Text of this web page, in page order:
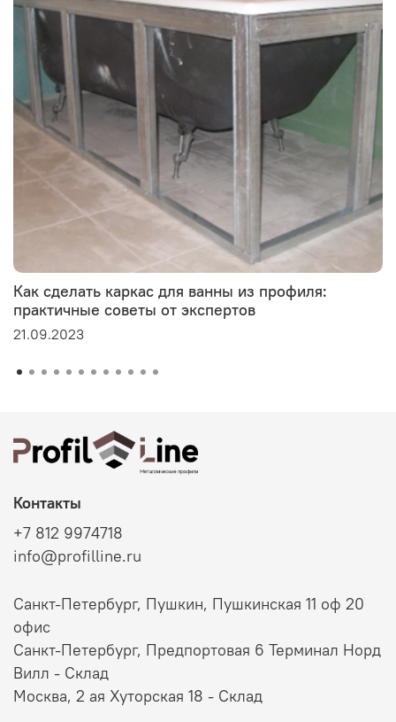
Как сделать каркас для ванны из профиля:
практичные советы от экспертов
21.09.2023
Контакты
+7 812 9974718
info@profilline.ru
Санкт-Петербург, Пушкин, Пушкинская 11 оф 20
офис
Санкт-Петербург, Предпортовая 6 Терминал Норд
Вилл - Склад
Москва, 2 ая Хуторская 18 - Склад